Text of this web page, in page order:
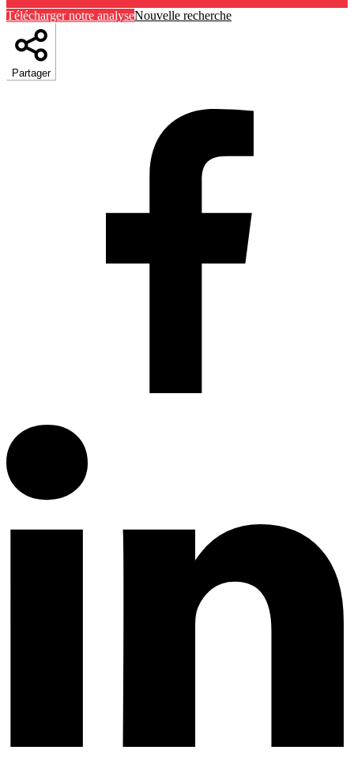
Télécharger notre analyseNouvelle recherche
Partager